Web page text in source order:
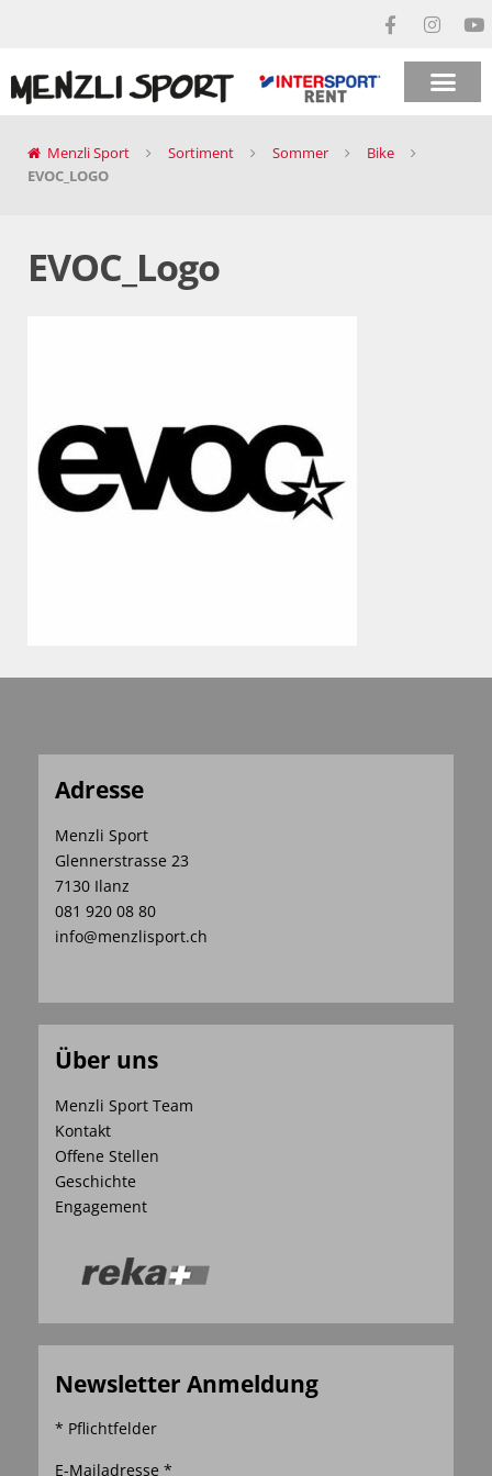
Menzli Sport Sortiment Sommer
Bike
EVOC_LOGO
EVOC_Logo
Adresse
Menzli Sport
Glennerstrasse 23
7130 Ilanz
081 920 08 80
info@menzlisport.ch
Über uns
Menzli Sport Team
Kontakt
Offene Stellen
Geschichte
Engagement
Newsletter Anmeldung
* Pflichtfelder
E-Mailadresse *